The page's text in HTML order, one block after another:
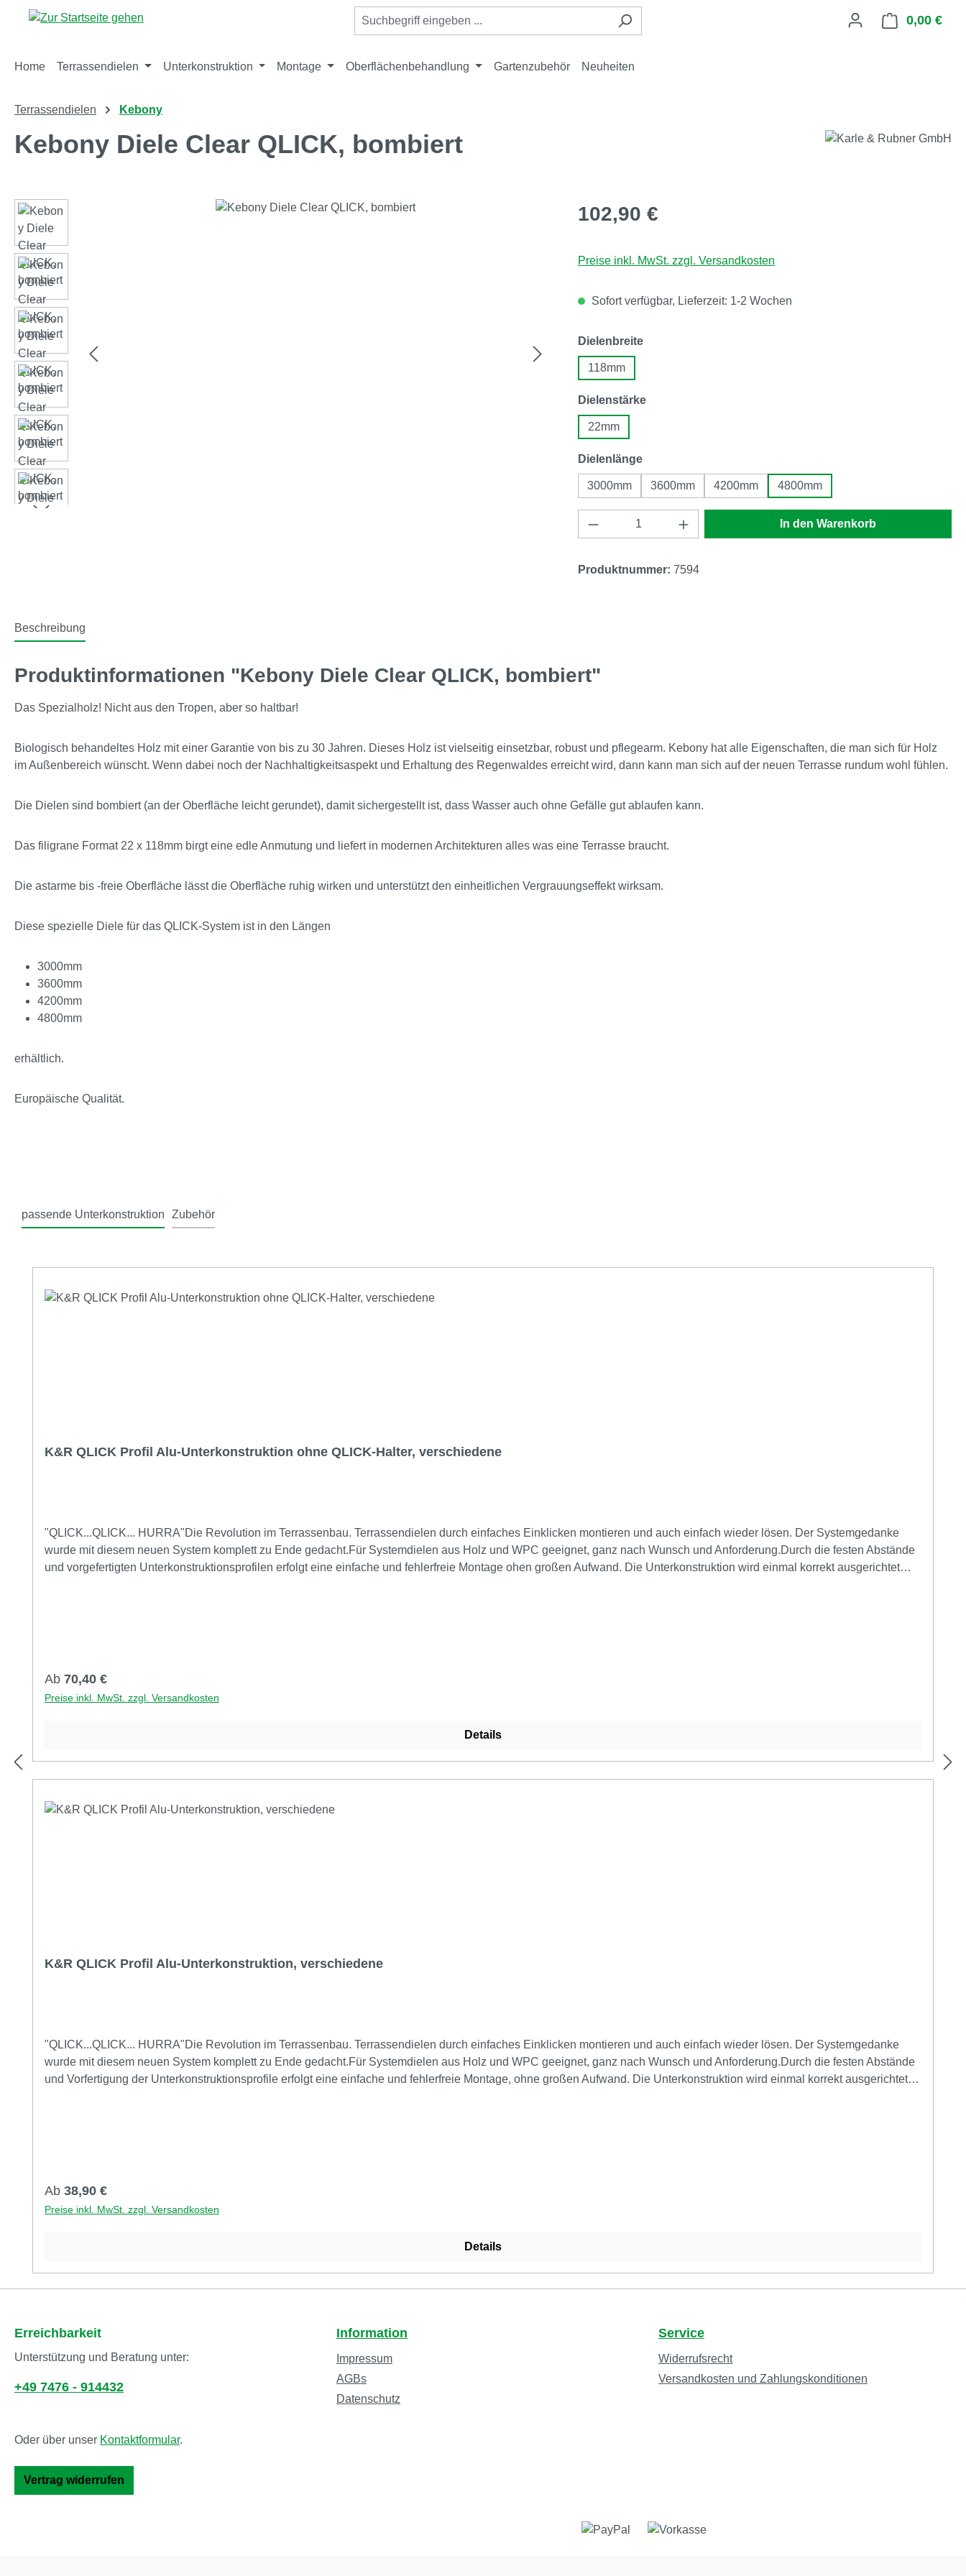
Hauptinhalt springen
Zur Suche springen
Zur Hauptnavigation springen 0,00 €
Home Terrassendielen Unterkonstruktion Montage Oberflächenbehandlung Gartenzubehör Neuheiten
Terrassendielen Kebony
Kebony Diele Clear QLICK, bombiert
Bildergalerie überspringen Regulärer Preis:
102,90 €
Preise inkl. MwSt. zzgl. Versandkosten
Sofort verfügbar, Lieferzeit: 1-2 Wochen
Dielenbreiteauswählen
118mm
Dielenstärkeauswählen
22mm
Dielenlängeauswählen
3000mm 3600mm 4200mm 4800mm
Produkt Anzahl: Gib den gewünschten Wert ein
In den Warenkorb
Produktnummer: 7594
Beschreibung
Produktinformationen "Kebony Diele Clear QLICK, bombiert"
Das Spezialholz! Nicht aus den Tropen, aber so haltbar!
Biologisch behandeltes Holz mit einer Garantie von bis zu 30 Jahren. Dieses Holz ist vielseitig einsetzbar, robust und pflegearm. Kebony hat alle Eigenschaften, die man sich für Holz
im Außenbereich wünscht. Wenn dabei noch der Nachhaltigkeitsaspekt und Erhaltung des Regenwaldes erreicht wird, dann kann man sich auf der neuen Terrasse rundum wohl fühlen.
Die Dielen sind bombiert (an der Oberfläche leicht gerundet), damit sichergestellt ist, dass Wasser auch ohne Gefälle gut ablaufen kann.
Das filigrane Format 22 x 118mm birgt eine edle Anmutung und liefert in modernen Architekturen alles was eine Terrasse braucht.
Die astarme bis -freie Oberfläche lässt die Oberfläche ruhig wirken und unterstützt den einheitlichen Vergrauungseffekt wirksam.
Diese spezielle Diele für das QLICK-System ist in den Längen
3000mm
3600mm
4200mm
4800mm
erhältlich.
Europäische Qualität.
passende Unterkonstruktion Zubehör
K&R QLICK Profil Alu-Unterkonstruktion ohne QLICK-Halter, verschiedene
"QLICK...QLICK... HURRA"Die Revolution im Terrassenbau. Terrassendielen durch einfaches Einklicken montieren und auch einfach wieder lösen. Der Systemgedanke
wurde mit diesem neuen System komplett zu Ende gedacht.Für Systemdielen aus Holz und WPC geeignet, ganz nach Wunsch und Anforderung.Durch die festen Abstände
und vorgefertigten Unterkonstruktionsprofilen erfolgt eine einfache und fehlerfreie Montage ohen großen Aufwand. Die Unterkonstruktion wird einmal korrekt ausgerichtet
Regulärer Preis:
Ab 70,40 €
Preise inkl. MwSt. zzgl. Versandkosten
Details
K&R QLICK Profil Alu-Unterkonstruktion, verschiedene
"QLICK...QLICK... HURRA"Die Revolution im Terrassenbau. Terrassendielen durch einfaches Einklicken montieren und auch einfach wieder lösen. Der Systemgedanke
wurde mit diesem neuen System komplett zu Ende gedacht.Für Systemdielen aus Holz und WPC geeignet, ganz nach Wunsch und Anforderung.Durch die festen Abstände
und Vorfertigung der Unterkonstruktionsprofile erfolgt eine einfache und fehlerfreie Montage, ohne großen Aufwand. Die Unterkonstruktion wird einmal korrekt ausgerichtet
Regulärer Preis:
Ab 38,90 €
Preise inkl. MwSt. zzgl. Versandkosten
Details
Erreichbarkeit
Unterstützung und Beratung unter:
+49 7476 - 914432
Oder über unser Kontaktformular.
Vertrag widerrufen
Information
Impressum
AGBs
Datenschutz
Service
Widerrufsrecht
Versandkosten und Zahlungskonditionen